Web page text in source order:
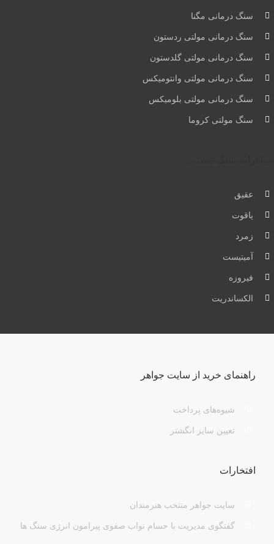
سنگ درمانی مگنا
سنگ درمانی مولتی ردستون
سنگ درمانی مولتی گلدستون
سنگ درمانی مولتی وانتومیکس
سنگ درمانی مولتی بلومیکس
سنگ مولتی کروما
عقیق
یاقوت
زمرد
آمیتیست
فیروزه
الکساندریت
راهنمای خرید از سایت جواهر
شیوه‌های پرداخت
تعیین سایز انگشتر
افتخارات
سایت جواهر منتخب هنرمندان
گفتگوی مدیریت با حسام نواب صفوی پیرامون انرژی سنگ ها